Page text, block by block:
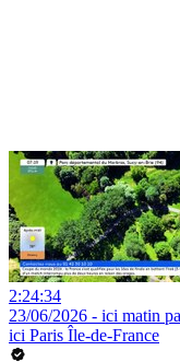
2:24:34
23/06/2026 - ici matin
ici Paris Île-de-France